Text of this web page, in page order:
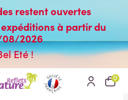
restent ouvertes
à partir du
2026
Eté !
0